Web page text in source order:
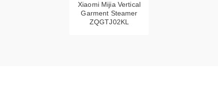
Xiaomi Mijia Vertical
Garment Steamer
ZQGTJ02KL